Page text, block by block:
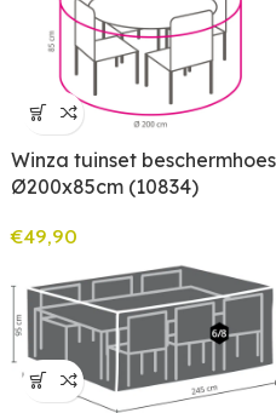
Winza tuinset beschermhoes
Ø200x85cm (10834)
€49,90